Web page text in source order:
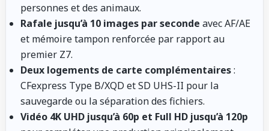
personnes et des animaux.
Rafale jusqu’à 10 images par seconde avec AF/AE
et mémoire tampon renforcée par rapport au
premier Z7.
Deux logements de carte complémentaires:
CFexpress Type B/XQD et SD UHS-II pour la
sauvegarde ou la séparation des fichiers.
Vidéo 4K UHD jusqu’à 60p et Full HD jusqu’à 120p